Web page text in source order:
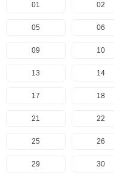
01 02
05 06
09 10
13 14
17 18
21 22
25 26
29 30